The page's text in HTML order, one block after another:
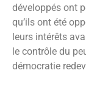
développés ont
qu’ils ont été
leurs intérêts
le contrôle du
démocratie